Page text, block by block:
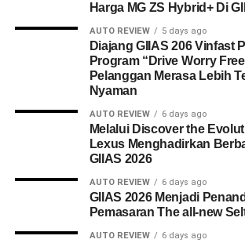
Harga MG ZS Hybrid+ Di
AUTO REVIEW 5 days ago
Diajang GIIAS 206 Vinfast
Program “Drive Worry
Pelanggan Merasa Lebih
Nyaman
AUTO REVIEW 6 days ago
Melalui Discover the
Lexus Menghadirkan
GIIAS 2026
AUTO REVIEW 6 days ago
GIIAS 2026 Menjadi
Pemasaran The all-new
AUTO REVIEW 6 days ago